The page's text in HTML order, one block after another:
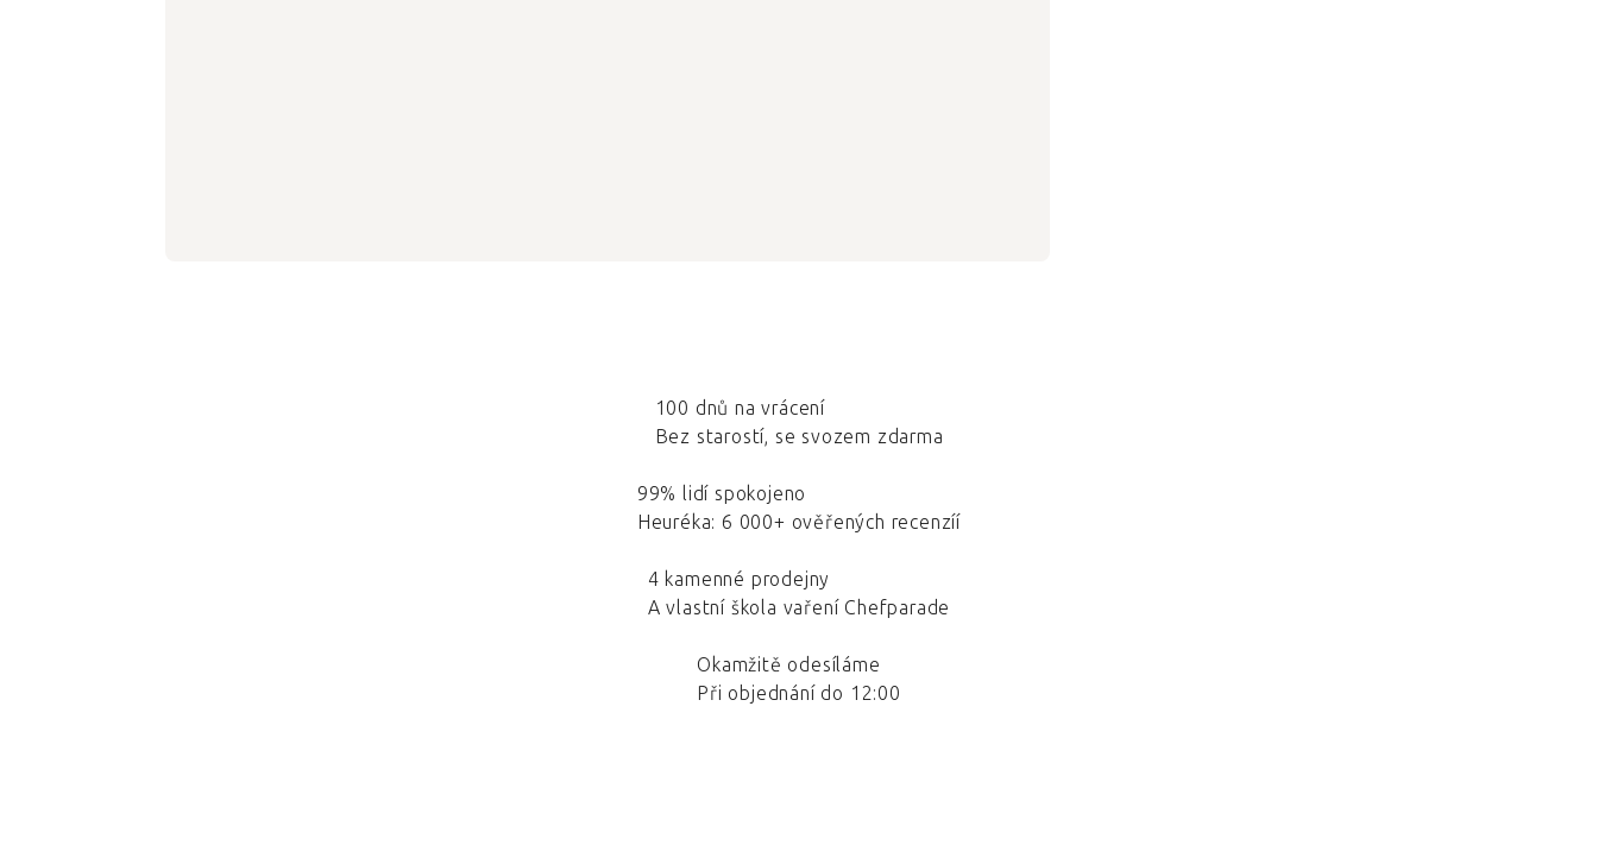
100 dnů na vrácení
Bez starostí, se svozem zdarma
99% lidí spokojeno
Heuréka: 6 000+ ověřených recenzíí
4 kamenné prodejny
A vlastní škola vaření Chefparade
Okamžitě odesíláme
Při objednání do 12:00